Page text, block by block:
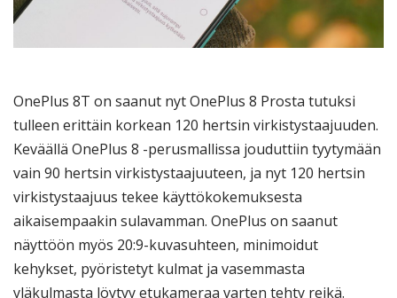
OnePlus 8T on saanut nyt OnePlus 8 Prosta tutuksi
tulleen erittäin korkean 120 hertsin virkistystaajuuden.
Keväällä OnePlus 8 -perusmallissa jouduttiin tyytymään
vain 90 hertsin virkistystaajuuteen, ja nyt 120 hertsin
virkistystaajuus tekee käyttökokemuksesta
aikaisempaakin sulavamman. OnePlus on saanut
näyttöön myös 20:9-kuvasuhteen, minimoidut
kehykset, pyöristetyt kulmat ja vasemmasta
yläkulmasta löytyy etukameraa varten tehty reikä.